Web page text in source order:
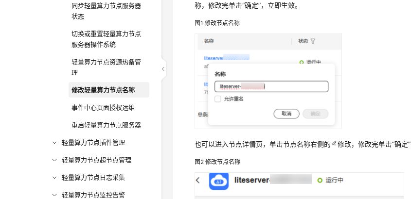
同步轻量算力节点服务器
状态
切换或重置轻量算力节点
服务器操作系统
轻量算力节点资源热备管
理
修改轻量算力节点名称
事件中心页面授权运维
重启轻量算力节点服务器
轻量算力节点插件管理
轻量算力节点超节点管理
轻量算力节点日志采集
轻量算力节点监控告警
称，修改完单击“确定”，立即生效。
图1修改节点名称
也可以进入节点详情页，单击节点名称右侧的 修改，修改完单击“确定”
图2修改节点名称